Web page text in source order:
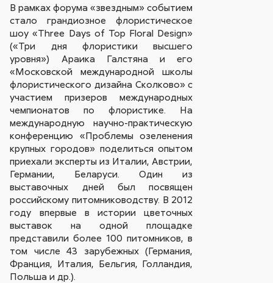
В рамках форума «звездным» событием
стало грандиозное флористическое
шоу «Three Days of Top Floral Design»
(«Три дня флористики высшего
уровня») Араика Галстяна и его
«Московской международной школы
флористического дизайна Сколково» с
участием призеров международных
чемпионатов по флористике. На
международную научно-практическую
конференцию «Проблемы озеленения
крупных городов» поделиться опытом
приехали эксперты из Италии, Австрии,
Германии, Беларуси. Один из
выставочных дней был посвящен
российскому питомниководству. В 2012
году впервые в истории цветочных
выставок на одной площадке
представили более 100 питомников, в
том числе 43 зарубежных (Германия,
Франция, Италия, Бельгия, Голландия,
Польша и др.).